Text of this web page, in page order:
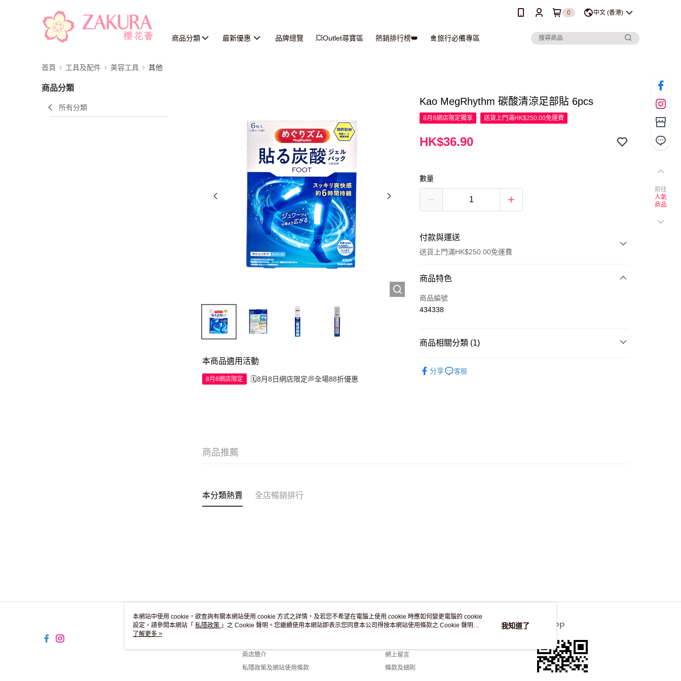
0 中文 (香港)
商品分類 最新優惠 品牌總覽 💥Outlet尋寶區 熱銷排行榜👑 🛅旅行必備專區
首頁 工具及配件 美容工具 其他
商品分類
所有分類
本商品適用活動
8月8網店限定 🗓️8月8日網店限定💭全場88折優惠
Kao MegRhythm 碳酸清涼足部貼 6pcs
8月8網店限定獨享 送貨上門滿HK$250.00免運費
HK$36.90
數量
付款與運送
送貨上門滿HK$250.00免運費
付款方式
信用卡
商品特色
商品編號
434338
商品相關分類 (1)
分享
客服
商品推薦
本分類熱賣 全店暢銷排行
關於我們
商店簡介
私隱政策及網站使用條款
客戶服務
網上留言
條款及細則
官方APP
前往
人氣
商品
本網站中使用 cookie，欲查詢有關本網站使用 cookie 方式之詳情，及若您不希望在電腦上使用 cookie 時應如何變更電腦的 cookie
設定，請參閱本網站「 私隱政策 」之 Cookie 聲明。您繼續使用本網站即表示您同意本公司得按本網站使用條款之 Cookie 聲明使
用 cookie。
了解更多 >
我知道了